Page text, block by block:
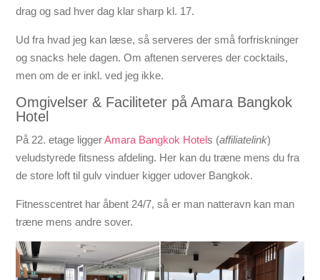
drag og sad hver dag klar sharp kl. 17.
Ud fra hvad jeg kan læse, så serveres der små forfriskninger
og snacks hele dagen. Om aftenen serveres der cocktails,
men om de er inkl. ved jeg ikke.
Omgivelser & Faciliteter på Amara Bangkok
Hotel
På 22. etage liggerAmara Bangkok Hotels (affiliatelink)
veludstyrede fitsness afdeling. Her kan du træne mens du fra
de store loft til gulv vinduer kigger udover Bangkok.
Fitnesscentret har åbent 24/7, så er man natteravn kan man
træne mens andre sover.